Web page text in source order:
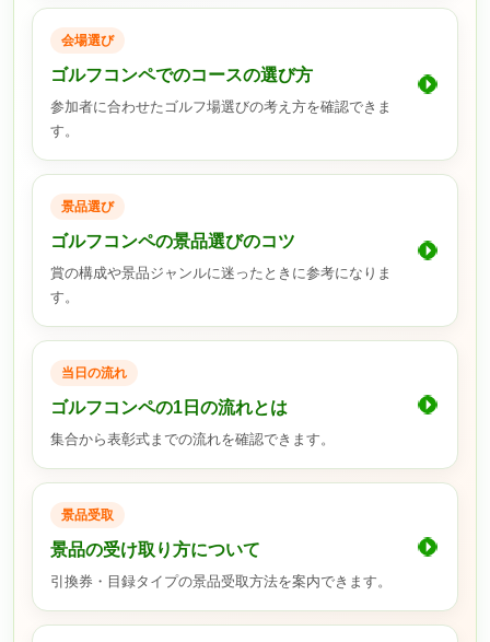
会場選び
ゴルフコンペでのコースの選び方
参加者に合わせたゴルフ場選びの考え方を確認できま
す。
景品選び
ゴルフコンペの景品選びのコツ
賞の構成や景品ジャンルに迷ったときに参考になりま
す。
当日の流れ
ゴルフコンペの1日の流れとは
集合から表彰式までの流れを確認できます。
景品受取
景品の受け取り方について
引換券・目録タイプの景品受取方法を案内できます。